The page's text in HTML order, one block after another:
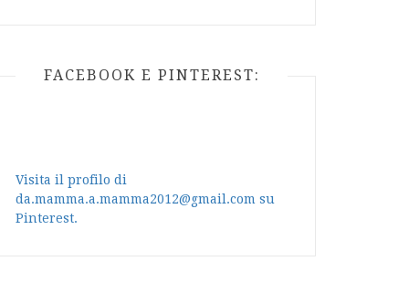
FACEBOOK E PINTEREST:
Visita il profilo di
da.mamma.a.mamma2012@gmail.com su
Pinterest.